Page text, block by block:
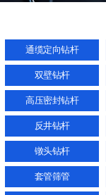
通缆定向钻杆
双壁钻杆
高压密封钻杆
反井钻杆
镦头钻杆
套管筛管